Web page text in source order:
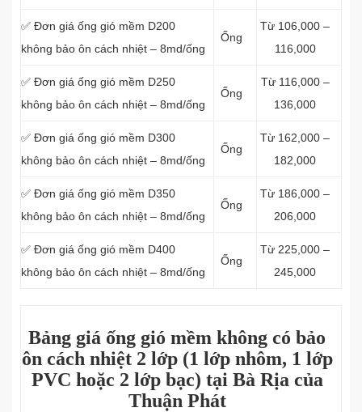
✅ Đơn giá ống gió mềm D200
không bảo ôn cách nhiệt – 8md/ống
Ống
Từ 106,000 –
116,000
✅ Đơn giá ống gió mềm D250
không bảo ôn cách nhiệt – 8md/ống
Ống
Từ 116,000 –
136,000
✅ Đơn giá ống gió mềm D300
không bảo ôn cách nhiệt – 8md/ống
Ống
Từ 162,000 –
182,000
✅ Đơn giá ống gió mềm D350
không bảo ôn cách nhiệt – 8md/ống
Ống
Từ 186,000 –
206,000
✅ Đơn giá ống gió mềm D400
không bảo ôn cách nhiệt – 8md/ống
Ống
Từ 225,000 –
245,000
Bảng giá ống gió mềm không có bảo
ôn cách nhiệt 2 lớp (1 lớp nhôm, 1 lớp
PVC hoặc 2 lớp bạc) tại Bà Rịa của
Thuận Phát